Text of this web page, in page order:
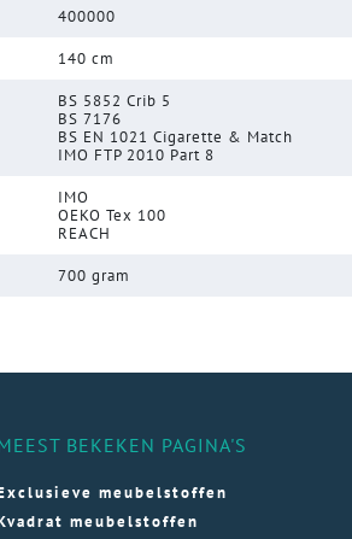
400000
140 cm
BS 5852 Crib 5
BS 7176
BS EN 1021 Cigarette & Match
IMO FTP 2010 Part 8
IMO
OEKO Tex 100
REACH
700 gram
BEKEKEN PAGINA'S
meubelstoffen
meubelstoffen